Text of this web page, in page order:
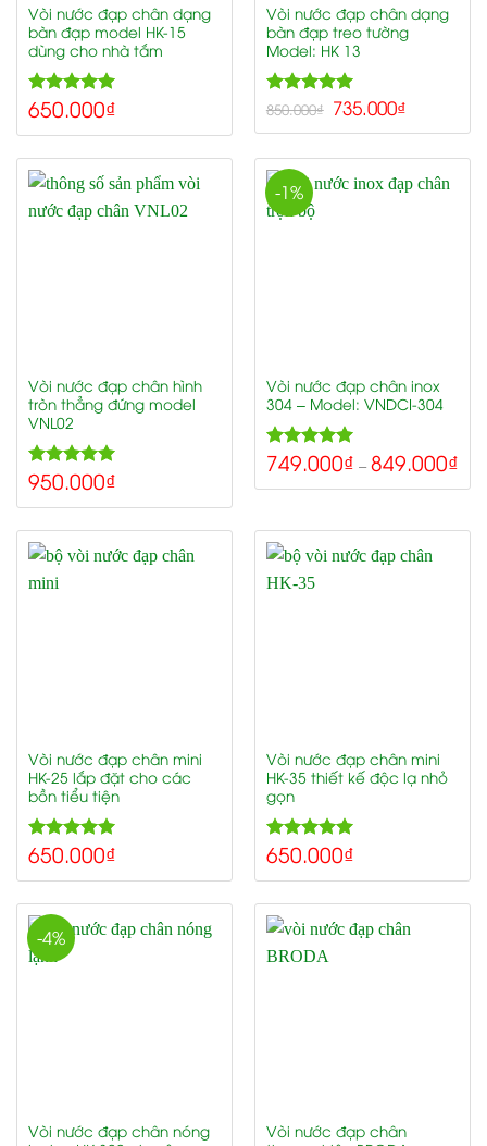
Vòi nước đạp chân dạng
bàn đạp model HK-15
dùng cho nhà tắm
Rated5.00
out of 5
650.000₫
Vòi nước đạp chân dạng
bàn đạp treo tường
Model: HK 13
Rated5.00
850.000₫ 735.000₫
Vòi nước đạp chân hình
tròn thẳng đứng model
VNL02
Rated5.00
out of 5
950.000₫
-1%
Vòi nước đạp chân inox
304 – Model: VNDCI-304
Rated5.00
out of 5
749.000₫ –849.000₫
Vòi nước đạp chân mini
HK-25 lắp đặt cho các
bồn tiểu tiện
Rated5.00
out of 5
650.000₫
Vòi nước đạp chân mini
HK-35 thiết kế độc lạ nhỏ
gọn
Rated5.00
out of 5
650.000₫
-4%
Vòi nước đạp chân nóng
Vòi nước đạp chân